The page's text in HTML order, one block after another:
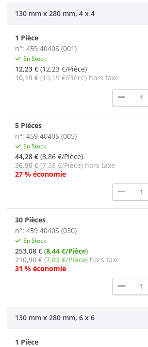
130 mm x 280 mm, 4 x 4
1 Pièce
n°: 459 4040S (001)
En Stock
12,23 € (12,23 €/Pièce)
10,19 € (10,19 €/Pièce) hors taxe
remove
5 Pièces
n°: 459 4040S (005)
En Stock
44,28 € (8,86 €/Pièce)
36,90 € (7,38 €/Pièce) hors taxe
27 % économie
remove
30 Pièces
n°: 459 4040S (030)
En Stock
253,08 € (8,44 €/Pièce)
210,90 € (7,03 €/Pièce) hors taxe
31 % économie
remove
130 mm x 280 mm, 6 x 6
1 Pièce